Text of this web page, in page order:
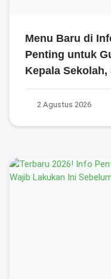
Menu Baru di
Penting untuk
Kepala
Waktunya!
2 Agustus 2026